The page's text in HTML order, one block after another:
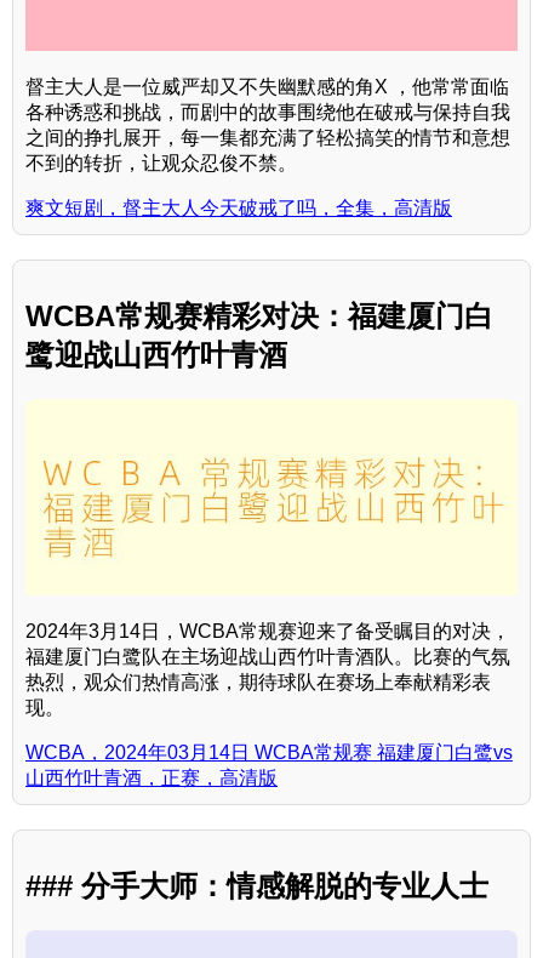
督主大人是一位威严却又不失幽默感的角X ，他常常面临
各种诱惑和挑战，而剧中的故事围绕他在破戒与保持自我
之间的挣扎展开，每一集都充满了轻松搞笑的情节和意想
不到的转折，让观众忍俊不禁。
爽文短剧，督主大人今天破戒了吗，全集，高清版
WCBA常规赛精彩对决：福建厦门白
鹭迎战山西竹叶青酒
2024年3月14日，WCBA常规赛迎来了备受瞩目的对决，
福建厦门白鹭队在主场迎战山西竹叶青酒队。比赛的气氛
热烈，观众们热情高涨，期待球队在赛场上奉献精彩表
现。
WCBA，2024年03月14日 WCBA常规赛 福建厦门白鹭vs
山西竹叶青酒，正赛，高清版
### 分手大师：情感解脱的专业人士